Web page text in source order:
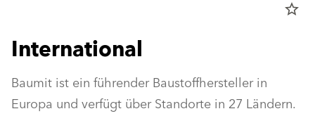
star_border
International
Baumit ist ein führender Baustoffhersteller in
Europa und verfügt über Standorte in 27 Ländern.